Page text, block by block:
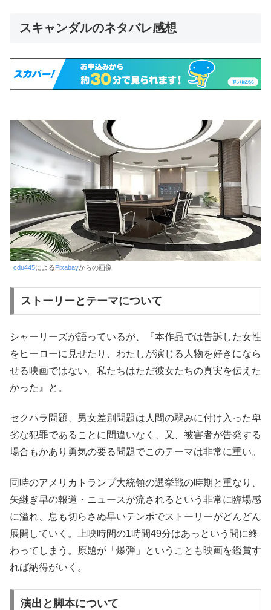
スキャンダルのネタバレ感想
cdu445による Pixabayからの画像
ストーリーとテーマについて
シャーリーズが語っているが、『本作品では告訴した女性
をヒーローに見せたり、わたしが演じる人物を好きになら
せる映画ではない。私たちはただ彼女たちの真実を伝えた
かった』と。
セクハラ問題、男女差別問題は人間の弱みに付け入った卑
劣な犯罪であることに間違いなく、又、被害者が告発する
場合もかあり勇気の要る問題でこのテーマは非常に重い。
同時のアメリカトランプ大統領の選挙戦の時期と重なり、
矢継ぎ早の報道・ニュースが流されるという非常に臨場感
に溢れ、息も切らさぬ早いテンポでストーリーがどんどん
展開していく。上映時間の1時間49分はあっという間に終
わってしまう。原題が「爆弾」ということも映画を鑑賞す
れば納得がいく。
演出と脚本について